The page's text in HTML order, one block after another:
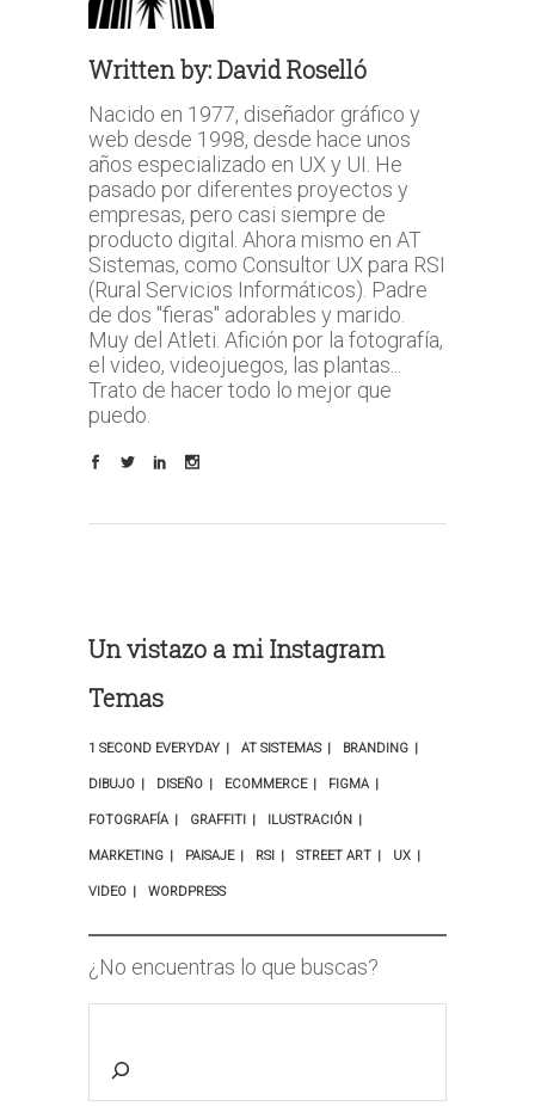
Written by:David Roselló
Nacido en 1977, diseñador gráfico y
web desde 1998, desde hace unos
años especializado en UX y UI. He
pasado por diferentes proyectos y
empresas, pero casi siempre de
producto digital. Ahora mismo en AT
Sistemas, como Consultor UX para RSI
(Rural Servicios Informáticos). Padre
de dos "fieras" adorables y marido.
Muy del Atleti. Afición por la fotografía,
el video, videojuegos, las plantas...
Trato de hacer todo lo mejor que
puedo.
Un vistazo a mi Instagram
Temas
1 SECOND EVERYDAY AT SISTEMAS BRANDING
DIBUJO DISEÑO ECOMMERCE FIGMA
FOTOGRAFÍA GRAFFITI ILUSTRACIÓN
MARKETING PAISAJE RSI STREET ART UX
VIDEO WORDPRESS
¿No encuentras lo que buscas?